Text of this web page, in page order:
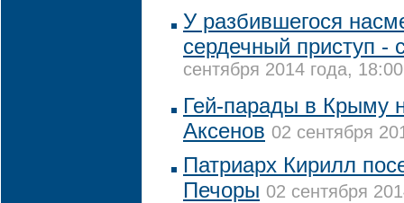
У разбившегося
сердечный приступ -
сентября 2014 года, 18:00
Гей-парады в Крыму
Аксенов 02 сентября
Патриарх Кирилл
Печоры 02 сентября